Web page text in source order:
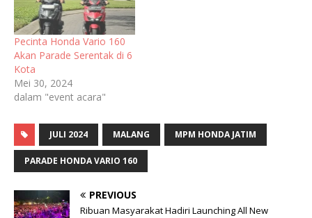
Pecinta Honda Vario 160
Akan Parade Serentak di 6
Kota
Mei 30, 2024
dalam "event acara"
JULI 2024 MALANG MPM HONDA JATIM
PARADE HONDA VARIO 160
PREVIOUS
Ribuan Masyarakat Hadiri Launching All New